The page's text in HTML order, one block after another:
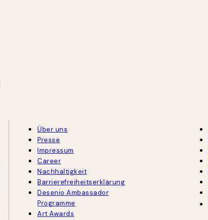
Über uns
Presse
Impressum
Career
Nachhaltigkeit
Barrierefreiheitserklärung
Desenio Ambassador
Programme
Art Awards